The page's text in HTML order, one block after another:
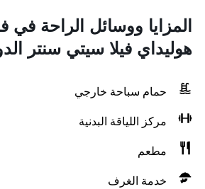
المزايا ووسائل الراحة
هوليداي فيلا سيتي سنتر
حمام سباحة خارجي
مركز اللياقة البدنية
مطعم
خدمة الغرف